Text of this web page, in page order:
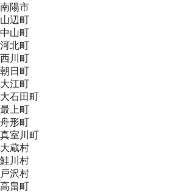
南陽市
山辺町
中山町
河北町
西川町
朝日町
大江町
大石田町
最上町
舟形町
真室川町
大蔵村
鮭川村
戸沢村
高畠町